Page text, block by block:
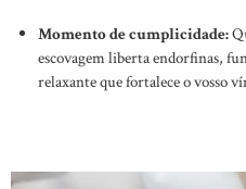
Momento de cumplicidade:
escovagem liberta endorfinas,
relaxante que fortalece o vosso